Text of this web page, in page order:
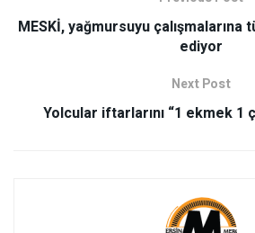
MESKİ, yağmursuyu
ediyor
Next Post
Yolcular iftarlarını “1 ekmek 1